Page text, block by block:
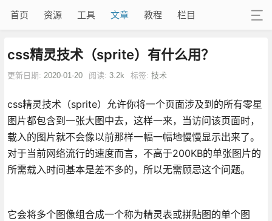
首页 资源 工具 文章 教程 栏目
css精灵技术（sprite）有什么用？
更新日期: 2020-01-20 阅读: 3.2k 标签: 技术
css精灵技术（sprite）允许你将一个页面涉及到的所有零星
图片都包含到一张大图中去，这样一来，当访问该页面时，
载入的图片就不会像以前那样一幅一幅地慢慢显示出来了。
对于当前网络流行的速度而言，不高于200KB的单张图片的
所需载入时间基本是差不多的，所以无需顾忌这个问题。
它会将多个图像组合成一个称为精灵表或拼贴图的单个图